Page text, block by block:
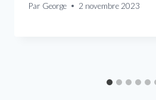
Par George 2 novembre 2023